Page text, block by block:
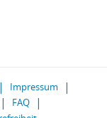
Impressum
FAQ